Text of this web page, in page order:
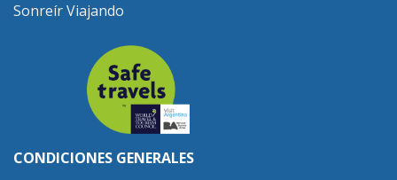
Sonreír Viajando
CONDICIONES GENERALES